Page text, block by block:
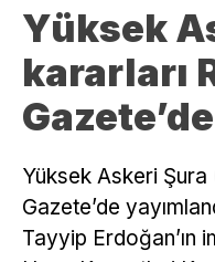
Yüksek
kararları
Yüksek Askeri Şura
Gazete’de
Tayyip Erdoğan’ın